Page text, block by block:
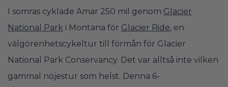
I somras cyklade Amar 250 mil genom Glacier
National Park i Montana för Glacier Ride, en
välgörenhetscykeltur till förmån för Glacier
National Park Conservancy. Det var alltså inte vilken
gammal nöjestur som helst. Denna 6-